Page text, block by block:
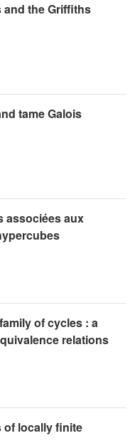
and the Griffiths
tame Galois
associées aux
of cycles : a
relations
of locally finite